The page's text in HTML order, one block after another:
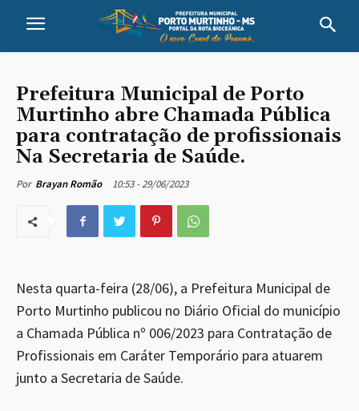
Prefeitura Municipal de Porto
Murtinho abre Chamada Pública
para contratação de profissionais
Na Secretaria de Saúde.
Por Brayan Romão 10:53 - 29/06/2023
Nesta quarta-feira (28/06), a Prefeitura Municipal de
Porto Murtinho publicou no Diário Oficial do município
a Chamada Pública nº 006/2023 para Contratação de
Profissionais em Caráter Temporário para atuarem
junto a Secretaria de Saúde.